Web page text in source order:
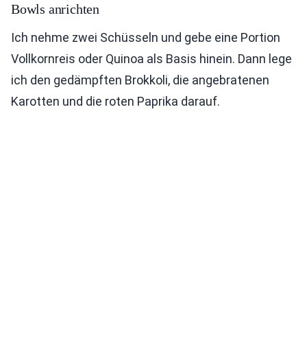
Bowls anrichten
Ich nehme zwei Schüsseln und gebe eine Portion
Vollkornreis oder Quinoa als Basis hinein. Dann lege
ich den gedämpften Brokkoli, die angebratenen
Karotten und die roten Paprika darauf.